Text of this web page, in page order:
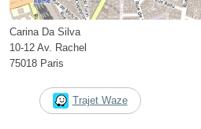
Carina Da Silva
10-12 Av. Rachel
75018 Paris
Trajet Waze